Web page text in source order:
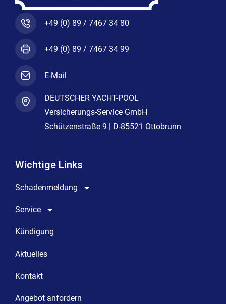
+49 (0) 89 / 7467 34 80
+49 (0) 89 / 7467 34 99
E-Mail
DEUTSCHER YACHT-POOL
Versicherungs-Service GmbH
Schützenstraße 9 | D-85521 Ottobrunn
Wichtige Links
Schadenmeldung
Service
Kündigung
Aktuelles
Kontakt
Angebot anfordern